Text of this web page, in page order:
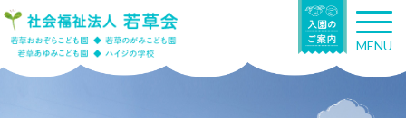
T
o
g
MENU